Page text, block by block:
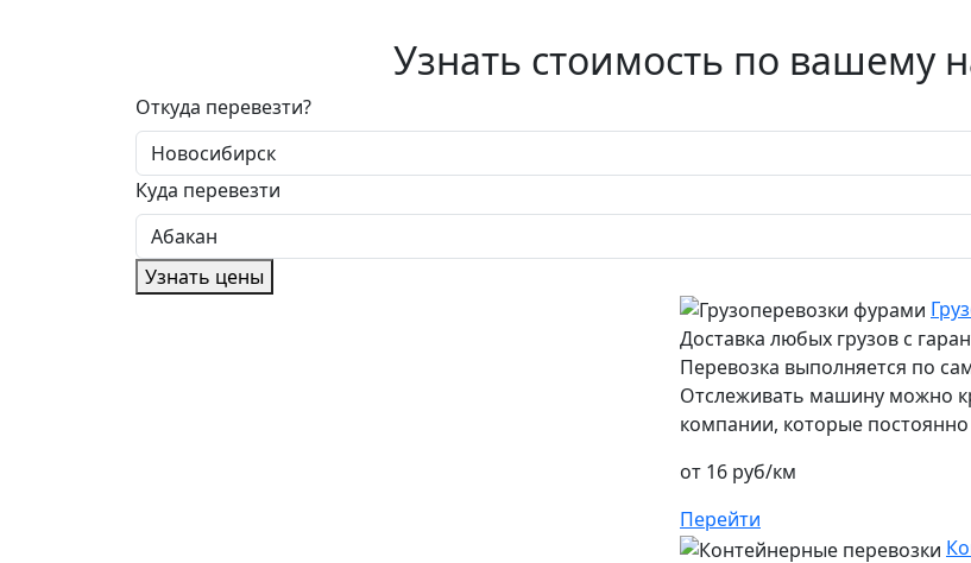
Узнать стоимость по вашему
Откуда перевезти?
Куда перевезти
Узнать цены
Доставка любых грузов с
Перевозка выполняется по
Отслеживать машину можно
компании, которые постоянно
от 16 руб/км
Перейти